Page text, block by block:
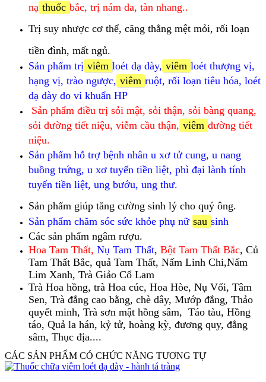
nạ thuốc bắc, trị nám da, tàn nhang..
Trị suy nhược cơ thể, căng thẳng mệt mỏi, rối loạn
tiền đình, mất ngủ.
Sản phẩm trị viêm loét dạ dày, viêm loét thượng vị,
hạng vị, trào ngược, viêm ruột, rối loạn tiêu hóa, loét
dạ dày do vi khuẩn HP
Sản phẩm điều trị sỏi mật, sỏi thận, sỏi bàng quang,
sỏi đường tiết niệu, viễm cầu thận, viêm đường tiết
niệu.
Sản phẩm hỗ trợ bệnh nhân u xơ tử cung, u nang
buồng trứng, u xơ tuyến tiền liệt, phì đại lành tính
tuyến tiền liệt, ung bướu, ung thư.
Sản phẩm giúp tăng cường sinh lý cho quý ông.
Sản phẩm chăm sóc sức khỏe phụ nữ sau sinh
Các sản phẩm ngâm rượu.
Hoa Tam Thất, Nụ Tam Thất, Bột Tam Thất Bắc, Củ
Tam Thất Bắc, quả Tam Thất, Nấm Linh Chi,Nấm
Lim Xanh, Trà Giảo Cổ Lam
Trà Hoa hồng, trà Hoa cúc, Hoa Hòe, Nụ Vối, Tâm
Sen, Trà đắng cao bằng, chè dây, Mướp đắng, Thảo
quyết minh, Trà sơn mật hồng sâm, Táo tàu, Hồng
táo, Quả la hán, kỷ tử, hoàng kỳ, đương quy, đẳng
sâm, Thục địa....
CÁC SẢN PHẨM CÓ CHỨC NĂNG TƯƠNG TỰ